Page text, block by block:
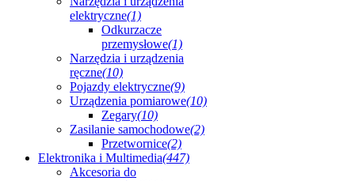
elektryczne(1)
Odkurzacze
przemysłowe(1)
Narzędzia i urządzenia
ręczne(10)
Pojazdy elektryczne(9)
Urządzenia pomiarowe(10)
Zegary(10)
Zasilanie samochodowe(2)
Przetwornice(2)
Elektronika i Multimedia(447)
Akcesoria do